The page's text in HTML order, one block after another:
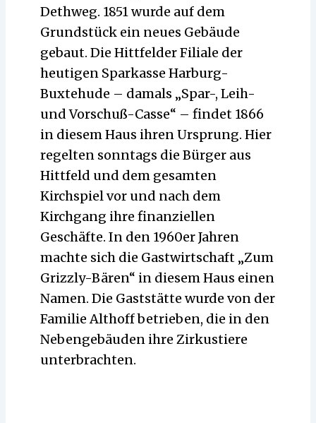
Dethweg. 1851 wurde auf dem
Grundstück ein neues Gebäude
gebaut. Die Hittfelder Filiale der
heutigen Sparkasse Harburg-
Buxtehude – damals „Spar-, Leih-
und Vorschuß-Casse“ – findet 1866
in diesem Haus ihren Ursprung. Hier
regelten sonntags die Bürger aus
Hittfeld und dem gesamten
Kirchspiel vor und nach dem
Kirchgang ihre finanziellen
Geschäfte. In den 1960er Jahren
machte sich die Gastwirtschaft „Zum
Grizzly-Bären“ in diesem Haus einen
Namen. Die Gaststätte wurde von der
Familie Althoff betrieben, die in den
Nebengebäuden ihre Zirkustiere
unterbrachten.